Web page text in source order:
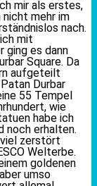
mir als erstes,
nicht mehr im
nach.
mit
ging es dann
Square. Da
aufgeteilt
Durbar
55 Tempel
wie
habe ich
noch erhalten.
zerstört
Welterbe.
goldenen
umso